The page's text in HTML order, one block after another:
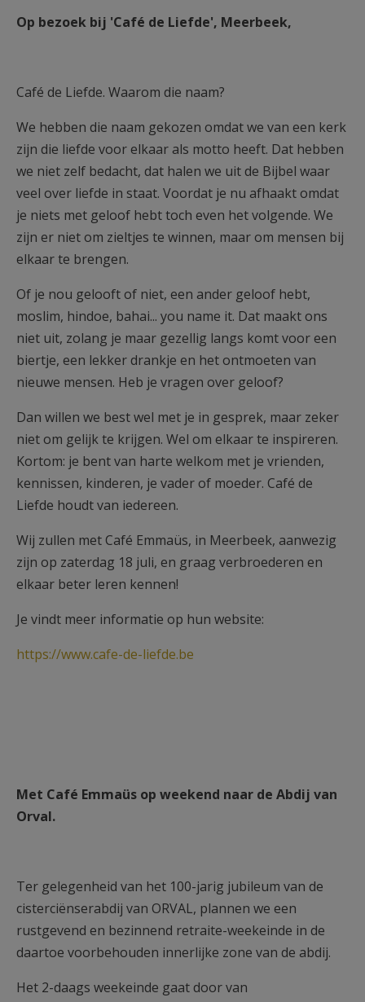
Op bezoek bij 'Café de Liefde', Meerbeek,
Café de Liefde. Waarom die naam?
We hebben die naam gekozen omdat we van een kerk
zijn die liefde voor elkaar als motto heeft. Dat hebben
we niet zelf bedacht, dat halen we uit de Bijbel waar
veel over liefde in staat. Voordat je nu afhaakt omdat
je niets met geloof hebt toch even het volgende. We
zijn er niet om zieltjes te winnen, maar om mensen bij
elkaar te brengen.
Of je nou gelooft of niet, een ander geloof hebt,
moslim, hindoe, bahai... you name it. Dat maakt ons
niet uit, zolang je maar gezellig langs komt voor een
biertje, een lekker drankje en het ontmoeten van
nieuwe mensen. Heb je vragen over geloof?
Dan willen we best wel met je in gesprek, maar zeker
niet om gelijk te krijgen. Wel om elkaar te inspireren.
Kortom: je bent van harte welkom met je vrienden,
kennissen, kinderen, je vader of moeder. Café de
Liefde houdt van iedereen.
Wij zullen met Café Emmaüs, in Meerbeek, aanwezig
zijn op zaterdag 18 juli, en graag verbroederen en
elkaar beter leren kennen!
Je vindt meer informatie op hun website:
https://www.cafe-de-liefde.be
Met Café Emmaüs op weekend naar de Abdij van
Orval.
Ter gelegenheid van het 100-jarig jubileum van de
cisterciënserabdij van ORVAL, plannen we een
rustgevend en bezinnend retraite-weekeinde in de
daartoe voorbehouden innerlijke zone van de abdij.
Het 2-daags weekeinde gaat door van